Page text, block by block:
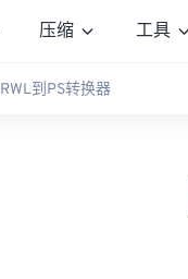
压缩 工具
RWL到PS转换器